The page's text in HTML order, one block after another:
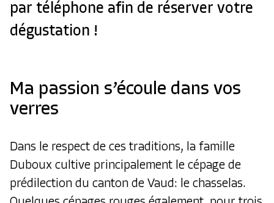
par téléphone afin de réserver votre
dégustation !
Ma passion s’écoule dans vos
verres
Dans le respect de ces traditions, la famille
Duboux cultive principalement le cépage de
prédilection du canton de Vaud: le chasselas.